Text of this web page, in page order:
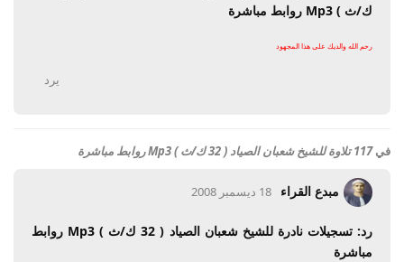
ك/ث ) Mp3 روابط مباشرة
رحم الله والديك على هذا المجهود
يرد
في117 تلاوة للشيخ شعبان الصياد ( 32 ك/ث ) Mp3 روابط مباشرة
مبدع القراء 18 ديسمبر 2008
رد: تسجيلات نادرة للشيخ شعبان الصياد ( 32 ك/ث ) Mp3 روابط
مباشرة